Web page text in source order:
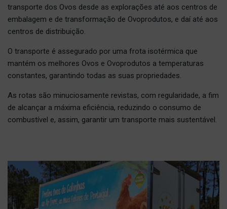
transporte dos Ovos desde as explorações até aos centros de
embalagem e de transformação de Ovoprodutos, e daí até aos
centros de distribuição.
O transporte é assegurado por uma frota isotérmica que
mantém os melhores Ovos e Ovoprodutos a temperaturas
constantes, garantindo todas as suas propriedades.
As rotas são minuciosamente revistas, com regularidade, a fim
de alcançar a máxima eficiência, reduzindo o consumo de
combustível e, assim, garantir um transporte mais sustentável.